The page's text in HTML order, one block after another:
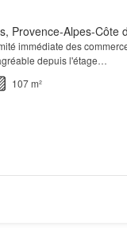
Provence-Alpes-Côte
immédiate des
depuis l'étage…
107 m²